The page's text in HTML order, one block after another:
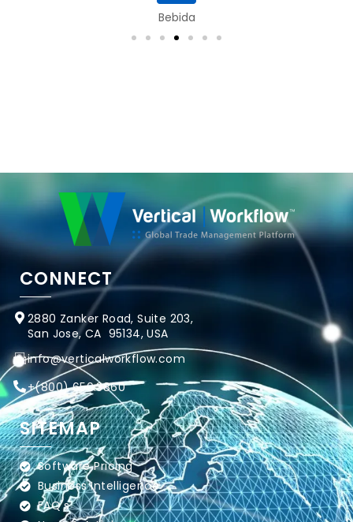
Bebida
CONNECT
2880 Zanker Road, Suite 203,
San Jose, CA 95134, USA
info@verticalworkflow.com
+(800) 650.3860
SITEMAP
Software Pricing
Business Intelligence
FAQ's